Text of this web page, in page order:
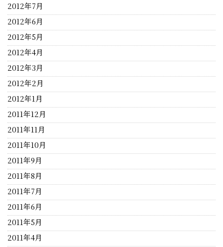
2012年7月
2012年6月
2012年5月
2012年4月
2012年3月
2012年2月
2012年1月
2011年12月
2011年11月
2011年10月
2011年9月
2011年8月
2011年7月
2011年6月
2011年5月
2011年4月